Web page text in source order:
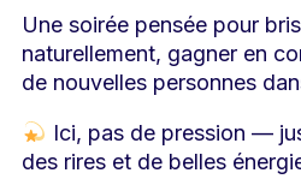
Une soirée pensée pour
naturellement, gagner en
de nouvelles personnes
Ici, pas de pression —
des rires et de belles